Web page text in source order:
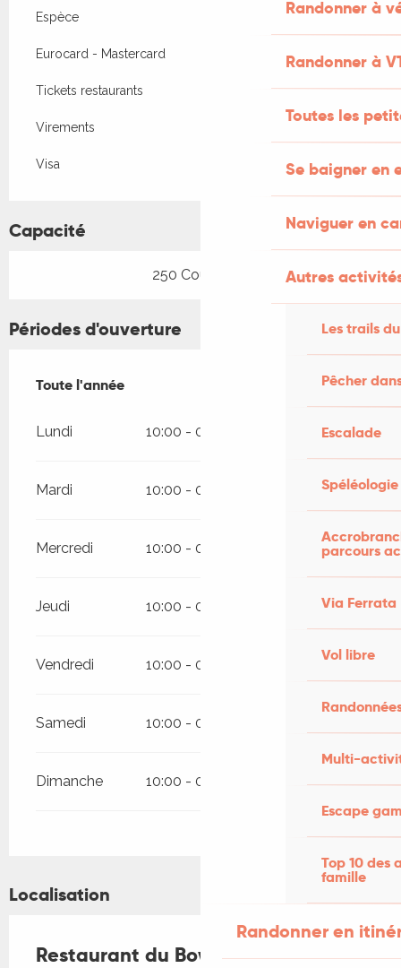
Randonner à
Randonner à
Toutes les
Se baigner en
Naviguer en
Autres
Les trails
Pêcher
Escalade
Spéléologie
parcours
Via Ferrata
Vol libre
Multi-
Escape
Top 10 des
famille
Randonner en
Espèce
Eurocard - Mastercard
Tickets restaurants
Virements
Visa
Capacité
250 Couvert(s)
Périodes d'ouverture
Toute l'année
Toute l'année
Lundi 10:00 - 00:00
Mardi 10:00 - 00:00
Mercredi 10:00 - 00:00
Jeudi 10:00 - 01:00
Vendredi 10:00 - 02:00
Samedi 10:00 - 02:00
Dimanche 10:00 - 00:00
Localisation
Restaurant du Bowling du Lot